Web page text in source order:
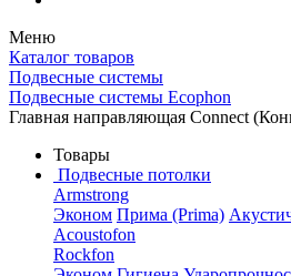
Меню
Каталог товаров
Подвесные системы
Подвесные системы Ecophon
Главная направляющая Connect
Товары
Подвесные потолки
Armstrong
Эконом Прима (Prima)
Acoustofon
Rockfon